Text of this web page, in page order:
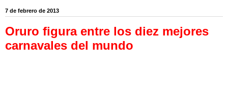
7 de febrero de 2013
Oruro figura entre los diez mejores
carnavales del mundo